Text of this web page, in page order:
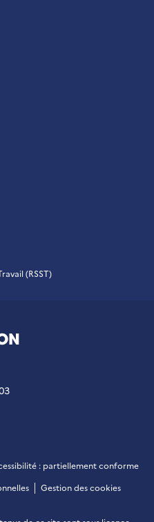
(RSST)
: partiellement conforme
Gestion des cookies